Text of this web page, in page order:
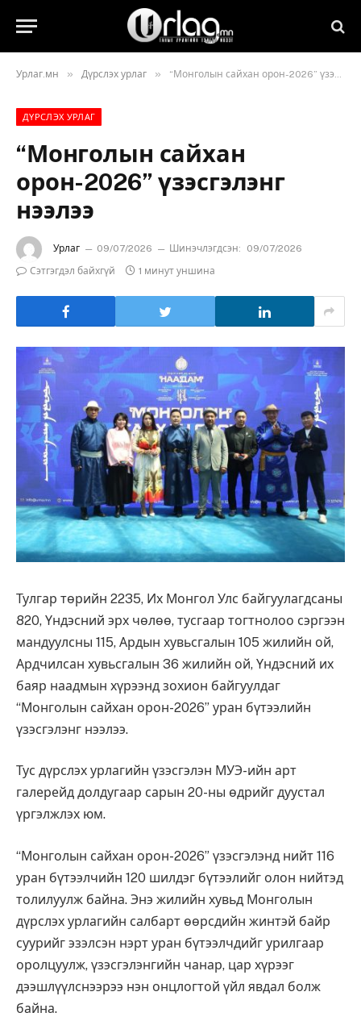
Урлаг.мн » Дүрслэх урлаг » “Монголын сайхан орон-2026” үзэсгэлэнг нээлээ
ДҮРСЛЭХ УРЛАГ
“Монголын сайхан
орон-2026” үзэсгэлэнг
нээлээ
Урлаг 09/07/2026 Шинэчлэгдсэн:
09/07/2026
Сэтгэгдэл байхгүй
1 минут уншина
Тулгар төрийн 2235, Их Монгол Улс байгуулагдсаны
820, Үндэсний эрх чөлөө, тусгаар тогтнолоо сэргээн
мандуулсны 115, Ардын хувьсгалын 105 жилийн ой,
Ардчилсан хувьсгалын 36 жилийн ой, Үндэсний их
баяр наадмын хүрээнд зохион байгуулдаг
“Монголын сайхан орон-2026” уран бүтээлийн
үзэсгэлэнг нээлээ.
Тус дүрслэх урлагийн үзэсгэлэн МУЭ-ийн арт
галерейд долдугаар сарын 20-ны өдрийг дуустал
үргэлжлэх юм.
“Монголын сайхан орон-2026” үзэсгэлэнд нийт 116
уран бүтээлчийн 120 шилдэг бүтээлийг олон нийтэд
толилуулж байна. Энэ жилийн хувьд Монголын
дүрслэх урлагийн салбарт өөрсдийн жинтэй байр
суурийг эзэлсэн нэрт уран бүтээлчдийг урилгаар
оролцуулж, үзэсгэлэнгийн чанар, цар хүрээг
дээшлүүлснээрээ нэн онцлогтой үйл явдал болж
байна.